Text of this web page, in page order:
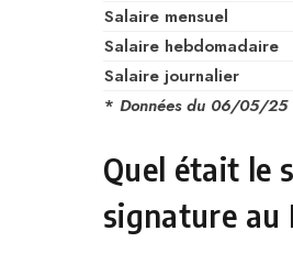
Salaire mensuel
Salaire hebdomadaire
Salaire journalier
* Données du 06/05/25
Quel était le
signature au